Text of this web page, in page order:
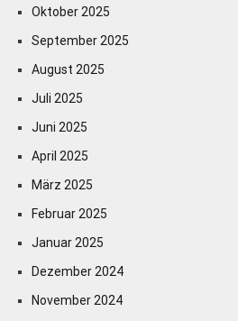
Oktober 2025
September 2025
August 2025
Juli 2025
Juni 2025
April 2025
März 2025
Februar 2025
Januar 2025
Dezember 2024
November 2024